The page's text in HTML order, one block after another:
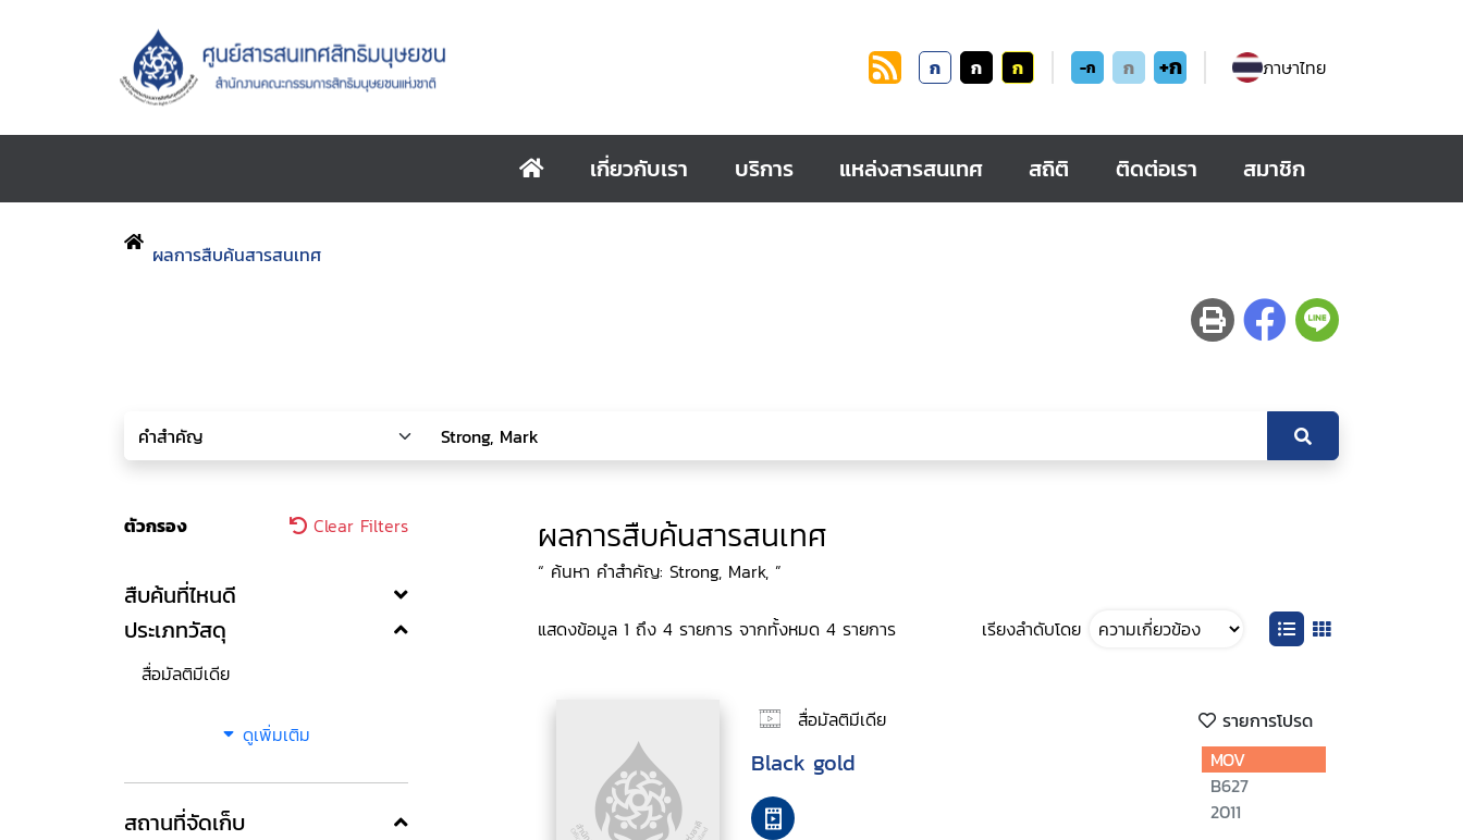
ก ก ก -ก ก +ก ภาษาไทย
เกี่ยวกับเรา บริการ แหล่งสารสนเทศ สถิติ ติดต่อเรา สมาชิก
ผลการสืบค้นสารสนเทศ
ตัวกรอง Clear Filters
สืบค้นที่ไหนดี
ประเภทวัสดุ
สื่อมัลติมีเดีย
ดูเพิ่มเติม
สถานที่จัดเก็บ
ผลการสืบค้นสารสนเทศ
“ ค้นหา คำสำคัญ: Strong, Mark, ”
แสดงข้อมูล 1 ถึง 4 รายการ จากทั้งหมด 4 รายการ เรียงลำดับโดย
สื่อมัลติมีเดีย รายการโปรด
Black gold
MOV
B627
2011